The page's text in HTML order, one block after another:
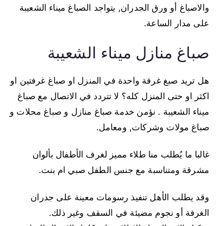
والاصباغ أو ورق الجدران, يتواجد الصباغ ميناء الشعيبة
على مدار الساعة.
صباغ منازل ميناء الشعيبة
هل تريد صبغ غرفة واحدة في المنزل او صباغ غرفتين او
اكثر او حتى المنزل كله؟ لا تتردد في الاتصال مع صباغ
ميناء الشعيبة . نؤمن خدمة صباغ منازل و صباغ محلات و
صباغ مولات وشركات, ومعامل.
غالبا ما يُطلب منا طلاء مميز لغرف الأطفال بألوان
مشرقة ومتناسبة مع جنس الطفل صبي ام بنت.
وقد يطلب الأهل تنفيذ رسومات معينة على جدران
الغرفة أو نجوم مضيئة في السقف وغير ذلك.